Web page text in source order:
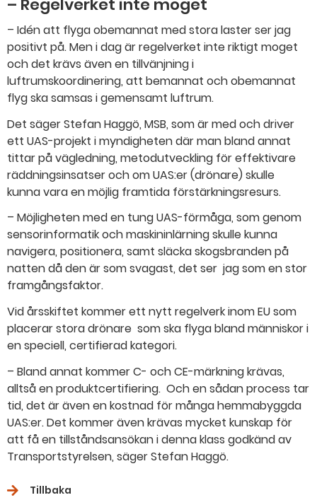
– Regelverket inte moget
– Idén att flyga obemannat med stora laster ser jag
positivt på. Men i dag är regelverket inte riktigt moget
och det krävs även en tillvänjning i
luftrumskoordinering, att bemannat och obemannat
flyg ska samsas i gemensamt luftrum.
Det säger Stefan Haggö, MSB, som är med och driver
ett UAS-projekt i myndigheten där man bland annat
tittar på vägledning, metod​utveckling för effektivare
räddningsinsatser och om UAS:er (drönare) skulle
kunna vara en möjlig framtida förstärkningsresurs.
– Möjligheten med en tung UAS-förmåga, som genom
sensorinformatik och maskininlärning skulle kunna
navigera, positionera, samt släcka skogsbranden på
natten då den är som svagast, det ser jag som en stor
framgångsfaktor.
Vid årsskiftet kommer ett nytt regelverk inom EU som
placerar stora drönare som ska flyga bland människor i
en speciell, certifierad kategori.
– Bland annat kommer C- och CE-märkning krävas,
alltså en produktcertifiering. Och en sådan process tar
tid, det är även en kostnad för många hemmabyggda
UAS:er. Det kommer även krävas mycket kunskap för
att få en tillståndsansökan i denna klass godkänd av
Transportstyrelsen, säger Stefan Haggö.
Tillbaka